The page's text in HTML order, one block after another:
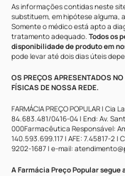
As informações contidas neste
substituem, em hipótese alguma,
Somente o médico está apto a
tratamento adequado. Todos os
disponibilidade de produto em
pode levar até dois dias úteis
OS PREÇOS APRESENTADOS
FÍSICAS DE NOSSA REDE.
FARMÁCIA PREÇO POPULAR |
84.683.481/0416-04 | End: Av.
000Farmacêutica Responsável:
140.593.699.117 | AFE: 7.45817-2
9202-1687 | e-mail:
A Farmácia Preço Popular